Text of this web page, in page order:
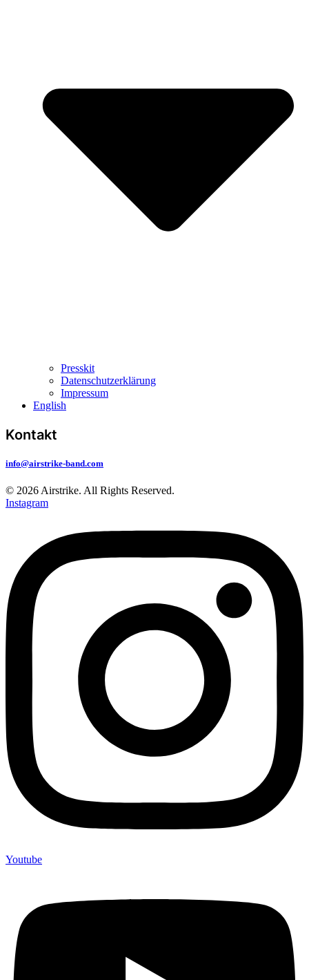
Presskit
Datenschutzerklärung
Impressum
English
Kontakt
info@airstrike-band.com
© 2026 Airstrike. All Rights Reserved.
Instagram
Youtube